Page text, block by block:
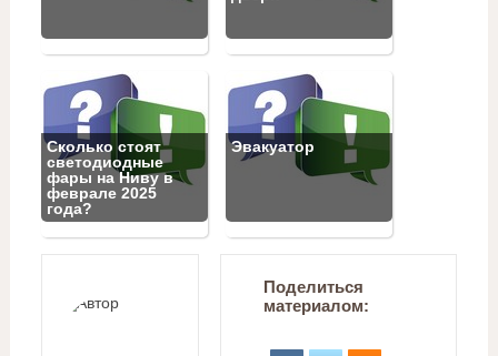
Сколько стоят
светодиодные
фары на Ниву в
феврале 2025
года?
Эвакуатор
Поделиться
материалом: